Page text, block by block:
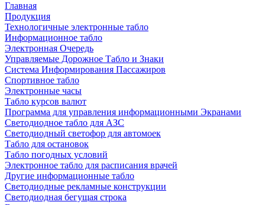
Главная
Продукция
Технологичные электронные табло
Информационное табло
Электронная Очередь
Управляемые Дорожное Табло и Знаки
Система Информирования Пассажиров
Спортивное табло
Электронные часы
Табло курсов валют
Программа для управления информационными Экранами
Светодиодное табло для АЗС
Светодиодный светофор для автомоек
Табло для остановок
Табло погодных условий
Электронное табло для расписания врачей
Другие информационные табло
Светодиодные рекламные конструкции
Светодиодная бегущая строка